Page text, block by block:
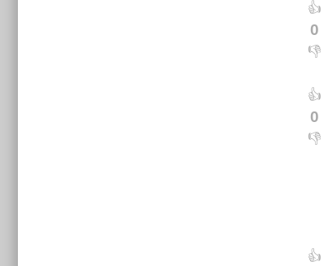
👍
0
👎
👍
0
👎
👍